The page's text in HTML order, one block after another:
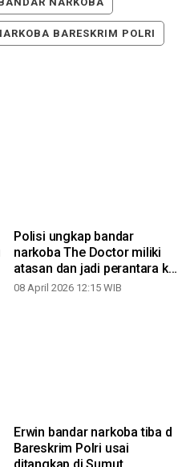
BARESKRIM POLRI
Polisi ungkap bandar
narkoba The Doctor miliki
atasan dan jadi perantara ke
pelanggan
08 April 2026 12:15 WIB
Erwin bandar narkoba tiba d
Bareskrim Polri usai
ditangkap di Sumut